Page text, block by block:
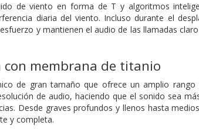
de viento en forma de T y algoritmos
diaria del viento. Incluso durante el
y mantienen el audio de las llamadas
membrana de titanio
de gran tamaño que ofrece un amplio
de audio, haciendo que el sonido sea
Desde graves profundos y llenos hasta
y completa.